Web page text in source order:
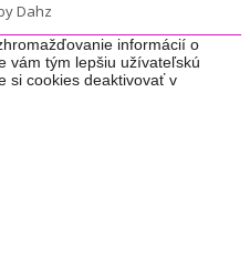
Dahz
informácií o
vám tým lepšiu užívateľskú
si cookies deaktivovať v